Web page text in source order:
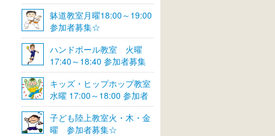
躰道教室月曜18:00～19:00
参加者募集☆
ハンドボール教室 火曜
17:40～18:40 参加者募集
☆
キッズ・ヒップホップ教室
水曜 17:00～18:00 参加者
募集☆
子ども陸上教室火・木・金
曜 参加者募集☆